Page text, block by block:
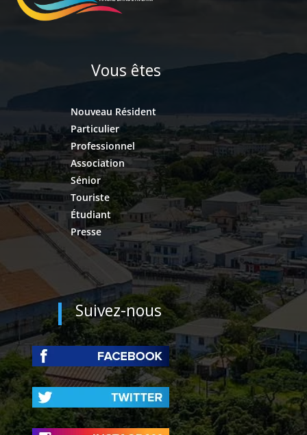
Vous êtes
Nouveau Résident
Particulier
Professionnel
Association
Sénior
Touriste
Étudiant
Presse
Suivez-nous